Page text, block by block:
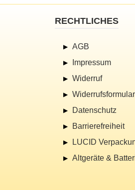
RECHTLICHES
AGB
Impressum
Widerruf
Widerrufsformular
Datenschutz
Barrierefreiheit
LUCID
Altgeräte &